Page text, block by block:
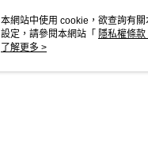
本網站中使用 cookie，欲查詢有
設定，請參閱本網站「 隱私權條款
使用 cookie。
了解更多 >